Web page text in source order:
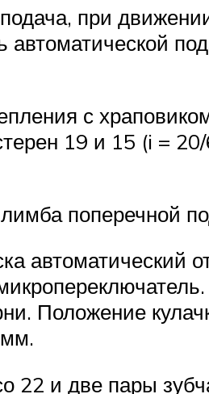
при
с
19 и 15 (i =
поперечной
автоматический
Положение
22 и две пары